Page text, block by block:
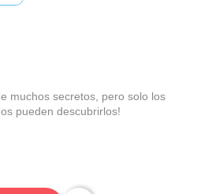
muchos secretos, pero solo los
pueden descubrirlos!